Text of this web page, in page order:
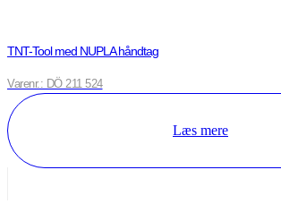
TNT-Tool med NUPLA håndtag
Varenr.: DÖ 211 524
Læs mere